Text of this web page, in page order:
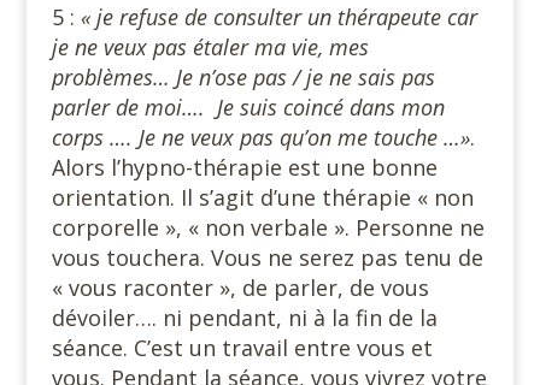
5 : « je refuse de consulter un thérapeute car
je ne veux pas étaler ma vie, mes
problèmes… Je n’ose pas / je ne sais pas
parler de moi…. Je suis coincé dans mon
corps …. Je ne veux pas qu’on me touche …».
Alors l’hypno-thérapie est une bonne
orientation. Il s’agit d’une thérapie « non
corporelle », « non verbale ». Personne ne
vous touchera. Vous ne serez pas tenu de
« vous raconter », de parler, de vous
dévoiler…. ni pendant, ni à la fin de la
séance. C’est un travail entre vous et
vous. Pendant la séance, vous vivrez votre